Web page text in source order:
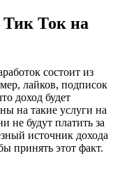
Тик Ток на
состоит из
лайков, подписок
доход будет
на такие услуги на
не будут платить за
источник дохода
принять этот факт.